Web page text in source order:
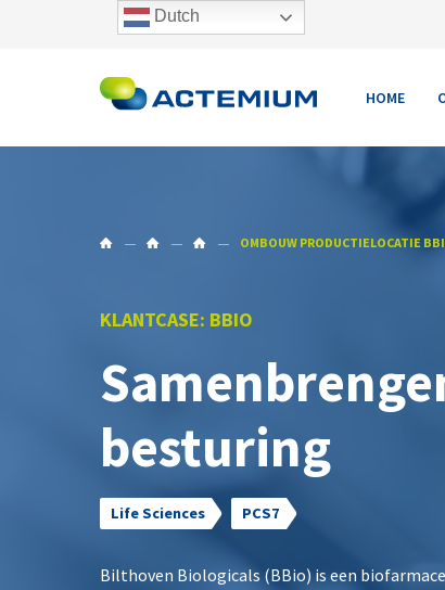
HOME
OMBOUW PRODUCTIELOCATIE
KLANTCASE: BBIO
besturing
Life Sciences PCS7
Bilthoven Biologicals (BBio) is een
Dutch